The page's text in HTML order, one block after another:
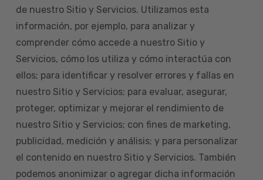
de nuestro Sitio y Servicios. Utilizamos esta
información, por ejemplo, para analizar y
comprender cómo accede a nuestro Sitio y
Servicios, cómo los utiliza y cómo interactúa con
ellos; para identificar y resolver errores y fallas en
nuestro Sitio y Servicios; para evaluar, asegurar,
proteger, optimizar y mejorar el rendimiento de
nuestro Sitio y Servicios; con fines de marketing,
publicidad, medición y análisis; y para personalizar
el contenido en nuestro Sitio y Servicios. También
podemos anonimizar o agregar dicha información